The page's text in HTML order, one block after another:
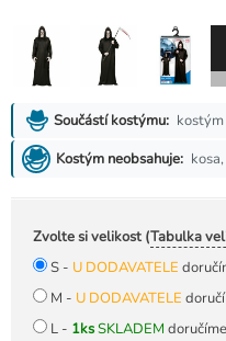
Součástí kostýmu: kostým
Kostým neobsahuje:
Zvolte si velikost (Tabulka
S - U DODAVATELE
M - U DODAVATELE
L - 1ksSKLADEM